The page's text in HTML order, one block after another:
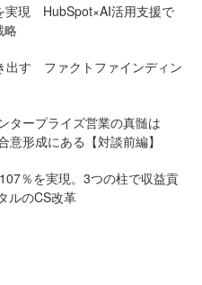
実現 HubSpot×AI活用支援で
略
出す ファクトファインディン
タープライズ営業の真髄は
意形成にある【対談前編】
％を実現。3つの柱で収益貢
ルのCS改革